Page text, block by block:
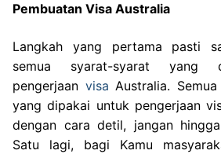
Pembuatan Visa Australia
Langkah yang pertama pasti
semua syarat-syarat yang
pengerjaan visa Australia.
yang dipakai untuk pengerjaan
dengan cara detil, jangan
Satu lagi, bagi Kamu